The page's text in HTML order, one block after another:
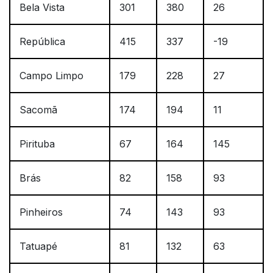
Bela Vista 301 380 26
República 415 337 -19
Campo Limpo 179 228 27
Sacomã 174 194 11
Pirituba 67 164 145
Brás 82 158 93
Pinheiros 74 143 93
Tatuapé 81 132 63